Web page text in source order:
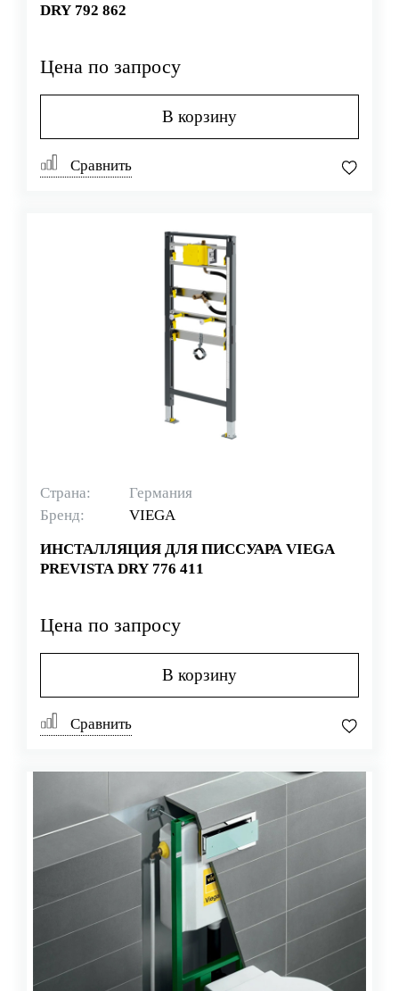
DRY 792 862
Цена по запросу
В корзину
Сравнить
Страна:
Германия
Бренд:
VIEGA
ИНСТАЛЛЯЦИЯ ДЛЯ ПИССУАРА VIEGA
PREVISTA DRY 776 411
Цена по запросу
В корзину
Сравнить